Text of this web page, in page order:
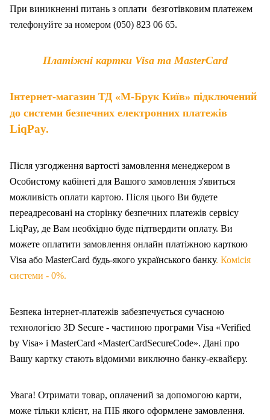
При виникненні питань з оплати безготівковим платежем
телефонуйте за номером (050) 823 06 65.
Платіжні картки Visa та MasterCard
Інтернет-магазин ТД «М-Брук Київ» підключений
до системи безпечних електронних платежів
LiqPay.
Після узгодження вартості замовлення менеджером в
Особистому кабінеті для Вашого замовлення з'явиться
можливість оплати картою. Після цього Ви будете
переадресовані на сторінку безпечних платежів сервісу
LiqPay, де Вам необхідно буде підтвердити оплату. Ви
можете оплатити замовлення онлайн платіжною карткою
Visa або MasterCard будь-якого українського банку. Комісія
системи - 0%.
Безпека інтернет-платежів забезпечується сучасною
технологією 3D Secure - частиною програми Visa «Verified
by Visa» і MasterCard «MasterCardSecureCode». Дані про
Вашу картку стають відомими виключно банку-еквайєру.
Увага! Отримати товар, оплачений за допомогою карти,
може тільки клієнт, на ПІБ якого оформлене замовлення.